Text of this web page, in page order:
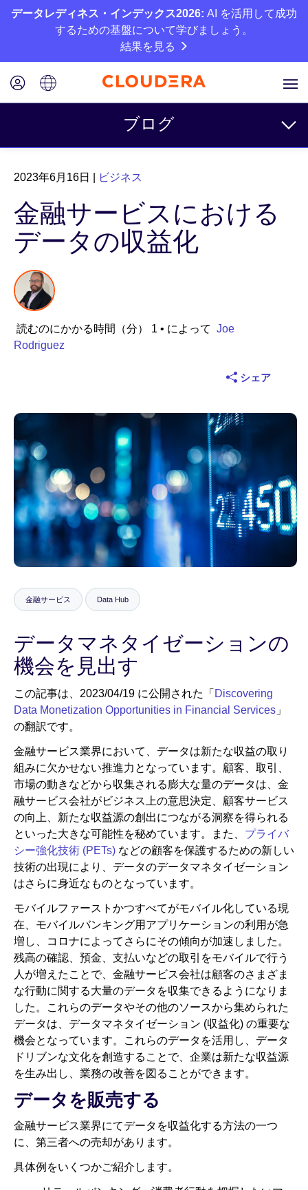
データレディネス・インデックス2026: AI を活用して成功
するための基盤について学びましょう。
結果を見る
ブログ
トピック
ビジネス
テクニカル
パートナー
カルチャー
業界
保険
通信
テクノロジー
公的機関
教育
ニュースルーム
2023年6月16日 ビジネス
金融サービスにおける
データの収益化
読むのにかかる時間（分） 1 • によって Joe
Rodriguez
シェア
金融サービス Data Hub
データマネタイゼーションの
機会を見出す
この記事は、2023/04/19 に公開された「 Discovering
Data Monetization Opportunities in Financial Services 」
の翻訳です。
金融サービス業界において、データは新たな収益の取り
組みに欠かせない推進力となっています。顧客、取引、
市場の動きなどから収集される膨大な量のデータは、金
融サービス会社がビジネス上の意思決定、顧客サービス
の向上、新たな収益源の創出につながる洞察を得られる
といった大きな可能性を秘めています。また、 プライバ
シー強化技術 (PETs) などの顧客を保護するための新しい
技術の出現により、データのデータマネタイゼーション
はさらに身近なものとなっています。
モバイルファーストかつすべてがモバイル化している現
在、モバイルバンキング用アプリケーションの利用が急
増し、コロナによってさらにその傾向が加速しました。
残高の確認、預金、支払いなどの取引をモバイルで行う
人が増えたことで、金融サービス会社は顧客のさまざま
な行動に関する大量のデータを収集できるようになりま
した。これらのデータやその他のソースから集められた
データは、データマネタイゼーション (収益化) の重要な
機会となっています。これらのデータを活用し、データ
ドリブンな文化を創造することで、企業は新たな収益源
を生み出し、業務の改善を図ることができます。
データを販売する
金融サービス業界にてデータを収益化する方法の一つ
に、第三者への売却があります。
具体例をいくつかご紹介します。